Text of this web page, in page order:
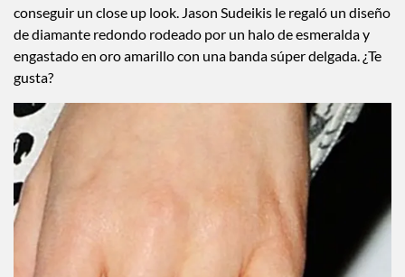
conseguir un close up look. Jason Sudeikis le regaló un diseño
de diamante redondo rodeado por un halo de esmeralda y
engastado en oro amarillo con una banda súper delgada. ¿Te
gusta?